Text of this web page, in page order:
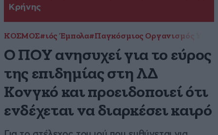
Κρήνης
ΚΟΣΜΟΣ#ιός Έμπολα#Παγκόσμιος Οργανισμός
Ο ΠΟΥ ανησυχεί για το εύρος
της επιδημίας στη ΛΔ
Κονγκό και προειδοποιεί ότι
ενδέχεται να διαρκέσει καιρό